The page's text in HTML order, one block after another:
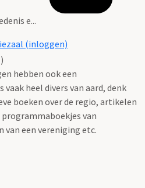
e...
(inloggen)
hebben ook een
heel divers van aard, denk
boeken over de regio, artikelen
van
een vereniging etc.